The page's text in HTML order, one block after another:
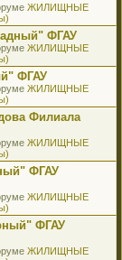
ЖИЛИЩНЫЕ
ФГАУ
ЖИЛИЩНЫЕ
ФГАУ
ЖИЛИЩНЫЕ
Филиала
ЖИЛИЩНЫЕ
ФГАУ
ЖИЛИЩНЫЕ
ФГАУ
ЖИЛИЩНЫЕ